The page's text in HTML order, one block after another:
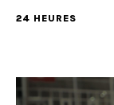
24 HEURES